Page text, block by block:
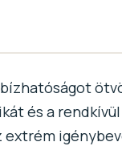
és a
extrém